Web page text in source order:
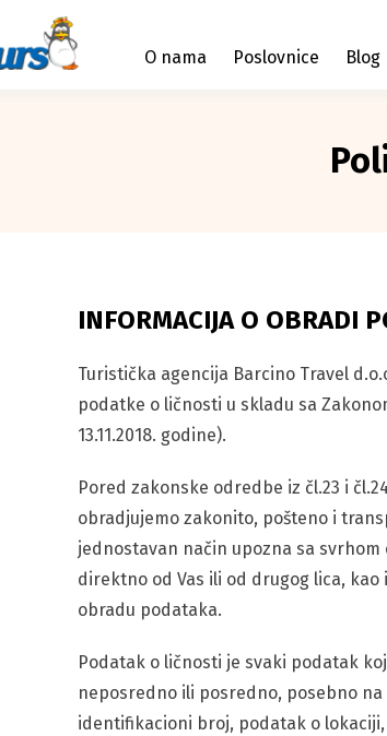
O nama Poslovnice Blog
INFORMACIJA O OBRADI
Turistička agencija Barcino Travel
podatke o ličnosti u skladu sa
13.11.2018. godine).
Pored zakonske odredbe iz čl.23 i
obradjujemo zakonito, pošteno i
jednostavan način upozna sa
direktno od Vas ili od drugog lica,
obradu podataka.
Podatak o ličnosti je svaki podatak
neposredno ili posredno, posebno
identifikacioni broj, podatak o